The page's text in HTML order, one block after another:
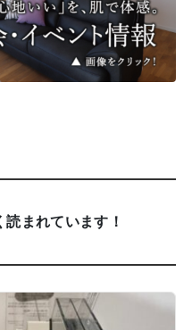
まれています！